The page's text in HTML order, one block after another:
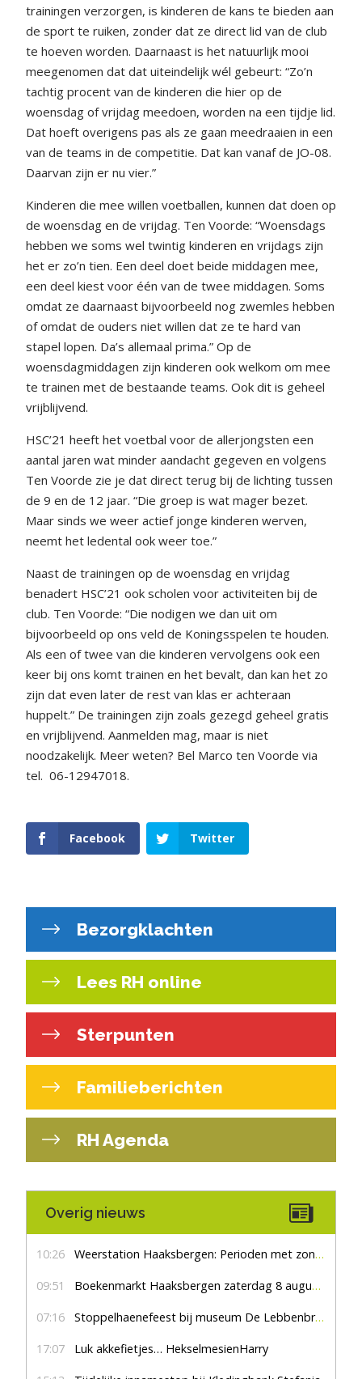
trainingen verzorgen, is kinderen de kans te bieden aan
de sport te ruiken, zonder dat ze direct lid van de club
te hoeven worden. Daarnaast is het natuurlijk mooi
meegenomen dat dat uiteindelijk wél gebeurt: “Zo’n
tachtig procent van de kinderen die hier op de
woensdag of vrijdag meedoen, worden na een tijdje lid.
Dat hoeft overigens pas als ze gaan meedraaien in een
van de teams in de competitie. Dat kan vanaf de JO-08.
Daarvan zijn er nu vier.”
Kinderen die mee willen voetballen, kunnen dat doen op
de woensdag en de vrijdag. Ten Voorde: “Woensdags
hebben we soms wel twintig kinderen en vrijdags zijn
het er zo’n tien. Een deel doet beide middagen mee,
een deel kiest voor één van de twee middagen. Soms
omdat ze daarnaast bijvoorbeeld nog zwemles hebben
of omdat de ouders niet willen dat ze te hard van
stapel lopen. Da’s allemaal prima.” Op de
woensdagmiddagen zijn kinderen ook welkom om mee
te trainen met de bestaande teams. Ook dit is geheel
vrijblijvend.
HSC’21 heeft het voetbal voor de allerjongsten een
aantal jaren wat minder aandacht gegeven en volgens
Ten Voorde zie je dat direct terug bij de lichting tussen
de 9 en de 12 jaar. “Die groep is wat mager bezet.
Maar sinds we weer actief jonge kinderen werven,
neemt het ledental ook weer toe.”
Naast de trainingen op de woensdag en vrijdag
benadert HSC’21 ook scholen voor activiteiten bij de
club. Ten Voorde: “Die nodigen we dan uit om
bijvoorbeeld op ons veld de Koningsspelen te houden.
Als een of twee van die kinderen vervolgens ook een
keer bij ons komt trainen en het bevalt, dan kan het zo
zijn dat even later de rest van klas er achteraan
huppelt.” De trainingen zijn zoals gezegd geheel gratis
en vrijblijvend. Aanmelden mag, maar is niet
noodzakelijk. Meer weten? Bel Marco ten Voorde via
tel. 06-12947018.
Facebook Twitter
Bezorgklachten
Lees RH online
Sterpunten
Familieberichten
RH Agenda
Overig nieuws
10:26 Weerstation Haaksbergen: Perioden met zon en droog
09:51 Boekenmarkt Haaksbergen zaterdag 8 augustus, marktplein Haaksbergen
07:16 Stoppelhaenefeest bij museum De Lebbenbrugge
17:07 Luk akkefietjes… HekselmesienHarry